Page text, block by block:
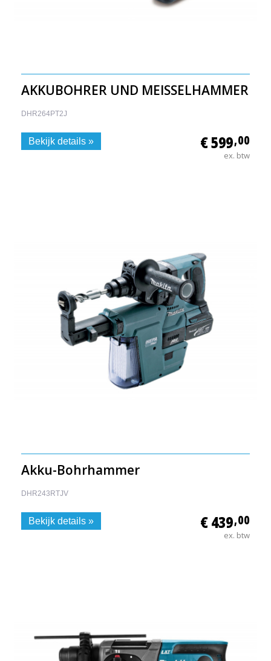
AKKUBOHRER UND MEISSELHAMMER
DHR264PT2J
€ 599,00
ex. btw
Bekijk details »
Akku-Bohrhammer
DHR243RTJV
€ 439,00
ex. btw
Bekijk details »